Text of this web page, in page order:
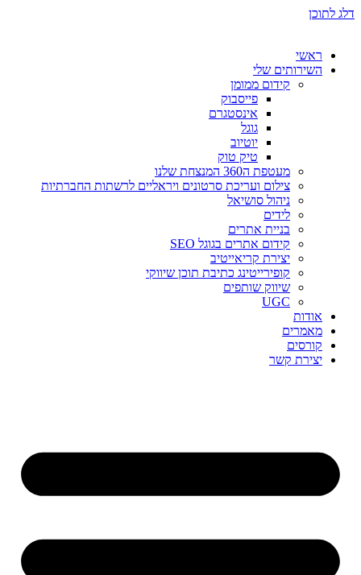
דלג לתוכן
ראשי
השירותים שלי
קידום ממומן
פייסבוק
אינסטגרם
גוגל
יוטיוב
טיק טוק
מעטפת ה360 המנצחת שלנו
צילום ועריכת סרטונים ויראליים לרשתות החברתיות
ניהול סושיאל
לידים
בניית אתרים
קידום אתרים בגוגל SEO
יצירת קריאייטיב
קופירייטינג כתיבת תוכן שיווקי
שיווק שותפים
UGC
אודות
מאמרים
קורסים
יצירת קשר